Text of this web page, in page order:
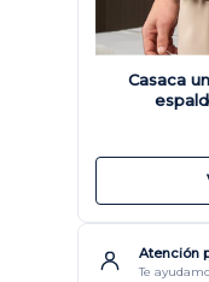
Casaca
Atención
Te